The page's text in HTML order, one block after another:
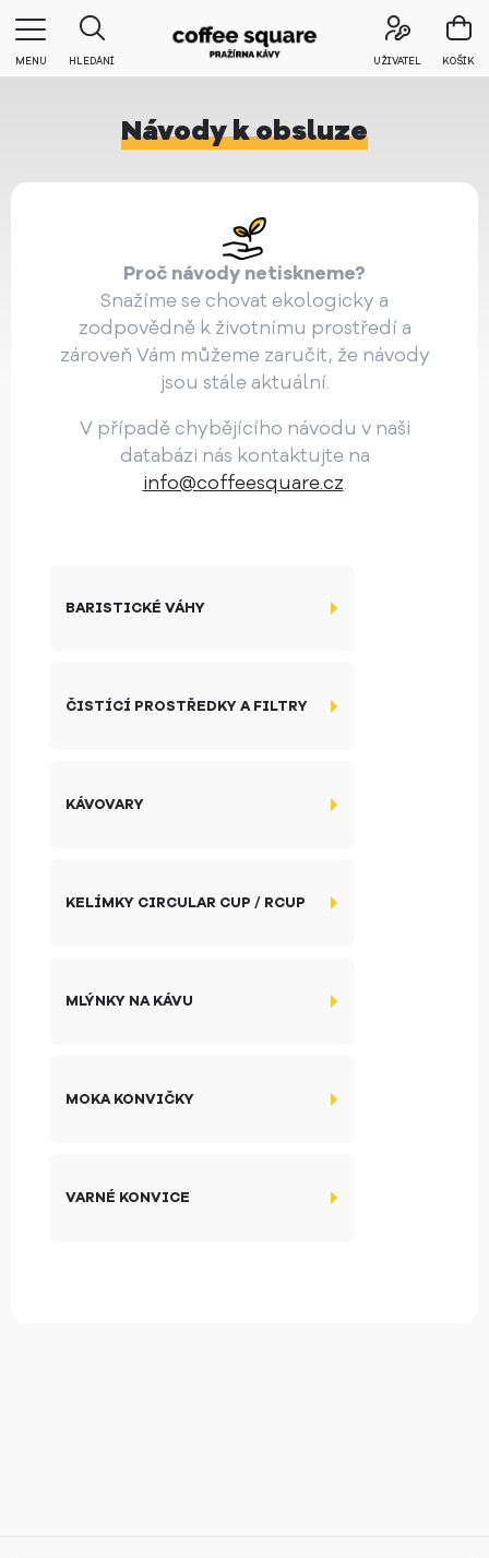
MENU HLEDÁNÍ UŽIVATEL KOŠÍK
Návody k obsluze
Proč návody netiskneme?
Snažíme se chovat ekologicky a
zodpovědně k životnímu prostředí a
zároveň Vám můžeme zaručit, že návody
jsou stále aktuální.
V případě chybějícího návodu v naši
databázi nás kontaktujte na
info@coffeesquare.cz.
BARISTICKÉ VÁHY
ČISTÍCÍ PROSTŘEDKY A FILTRY
KÁVOVARY
KELÍMKY CIRCULAR CUP / RCUP
MLÝNKY NA KÁVU
MOKA KONVIČKY
VARNÉ KONVICE